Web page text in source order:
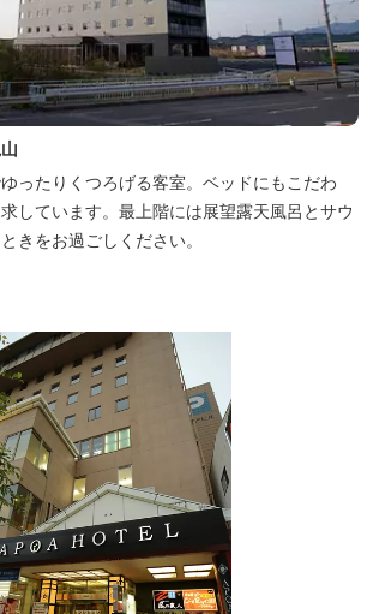
ったりくつろげる客室。ベッドにもこだわ
しています。最上階には展望露天風呂とサウ
きをお過ごしください。